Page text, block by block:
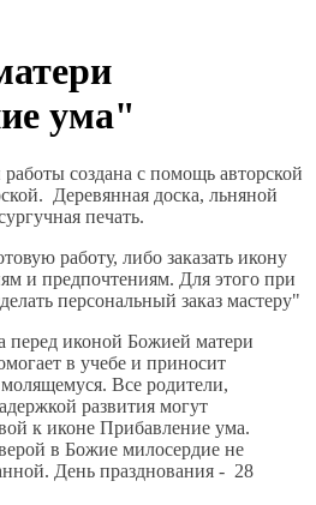
ума"
создана с помощь авторской
Деревянная доска, льняной
печать.
работу, либо заказать икону
и предпочтениям. Для этого при
персональный заказ мастеру"
иконой Божией матери
в учебе и приносит
Все родители,
развития могут
к иконе Прибавление ума.
в Божие милосердие не
День празднования - 28